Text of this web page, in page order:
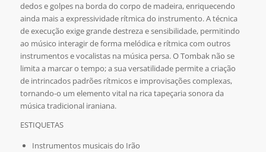
dedos e golpes na borda do corpo de madeira, enriquecendo
ainda mais a expressividade rítmica do instrumento. A técnica
de execução exige grande destreza e sensibilidade, permitindo
ao músico interagir de forma melódica e rítmica com outros
instrumentos e vocalistas na música persa. O Tombak não se
limita a marcar o tempo; a sua versatilidade permite a criação
de intrincados padrões rítmicos e improvisações complexas,
tornando-o um elemento vital na rica tapeçaria sonora da
música tradicional iraniana.
ESTIQUETAS
Instrumentos musicais do Irão